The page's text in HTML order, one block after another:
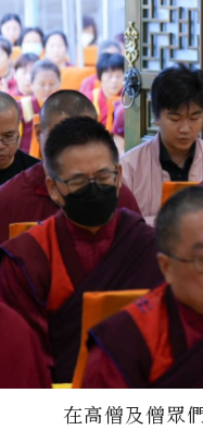
在高僧及僧眾